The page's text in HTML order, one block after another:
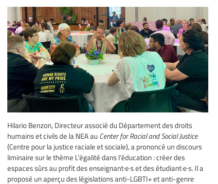
Hilario Benzon, Directeur associé du Département des droits
humains et civils de la NEA au Center for Racial and Social Justice
(Centre pour la justice raciale et sociale), a prononcé un discours
liminaire sur le thème L’égalité dans l’éducation : créer des
espaces sûrs au profit des enseignant·e·s et des étudiant·e·s. Il a
proposé un aperçu des législations anti-LGBTI+ et anti-genre